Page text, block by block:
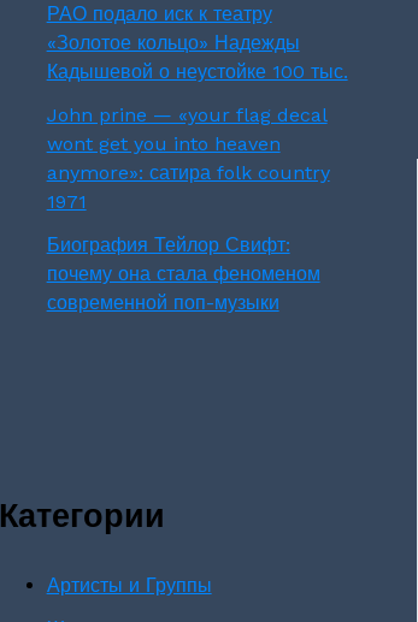
РАО подало иск к театру
«Золотое кольцо» Надежды
Кадышевой о неустойке 100 тыс.
John prine — «your flag decal
wont get you into heaven
anymore»: сатира folk country
1971
Биография Тейлор Свифт:
почему она стала феноменом
современной поп-музыки
Категории
Артисты и Группы